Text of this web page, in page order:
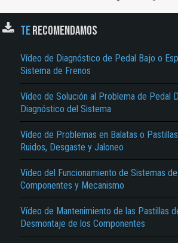
TERECOMENDAMOS
Vídeo de Diagnóstico de Pedal Bajo o
Sistema de Frenos
Vídeo de Solución al Problema de Pedal
Diagnóstico del Sistema
Vídeo de Problemas en Balatas o
Ruidos, Desgaste y Jaloneo
Vídeo del Funcionamiento de Sistemas
Componentes y Mecanismo
Vídeo de Mantenimiento de las Pastillas
Desmontaje de los Componentes